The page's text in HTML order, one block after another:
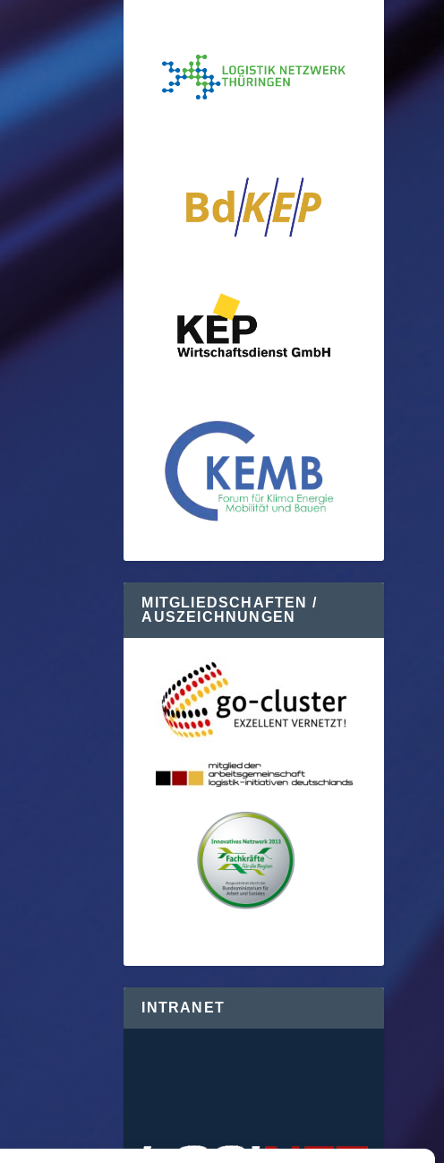
MITGLIEDSCHAFTEN /
AUSZEICHNUNGEN
INTRANET